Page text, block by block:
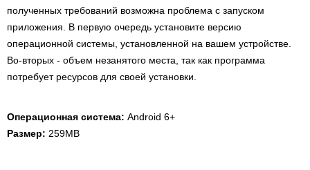
полученных требований возможна проблема с запуском
приложения. В первую очередь установите версию
операционной системы, установленной на вашем устройстве.
Во-вторых - объем незанятого места, так как программа
потребует ресурсов для своей установки.
Операционная система: Android 6+
Размер: 259MB